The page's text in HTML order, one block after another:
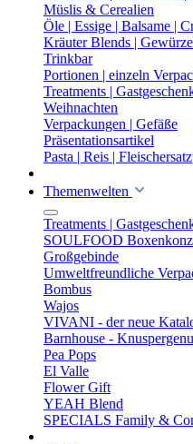
Müslis & Cerealien
Öle | Essige | Balsame |
Kräuter Blends |
Trinkbar
Portionen | einzeln
Treatments |
Weihnachten
Verpackungen | Gefäße
Präsentationsartikel
Pasta | Reis |
Themenwelten
Treatments |
SOULFOOD
Großgebinde
Umweltfreundliche
Bombus
Wajos
VIVANI - der neue
Barnhouse -
Pea Pops
El Valle
Flower Gift
YEAH Blend
SPECIALS Family &